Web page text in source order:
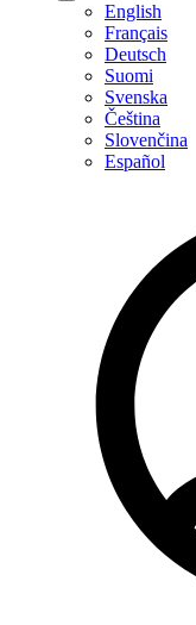
English
Français
Deutsch
Suomi
Svenska
Čeština
Slovenčina
Español